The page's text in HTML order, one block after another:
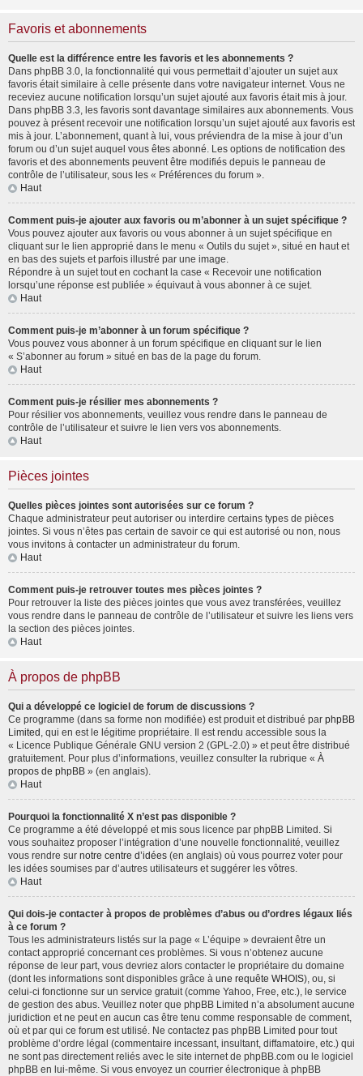
Favoris et abonnements
Quelle est la différence entre les favoris et les abonnements ?
Dans phpBB 3.0, la fonctionnalité qui vous permettait d’ajouter un sujet aux
favoris était similaire à celle présente dans votre navigateur internet. Vous ne
receviez aucune notification lorsqu’un sujet ajouté aux favoris était mis à jour.
Dans phpBB 3.3, les favoris sont davantage similaires aux abonnements. Vous
pouvez à présent recevoir une notification lorsqu’un sujet ajouté aux favoris est
mis à jour. L’abonnement, quant à lui, vous préviendra de la mise à jour d’un
forum ou d’un sujet auquel vous êtes abonné. Les options de notification des
favoris et des abonnements peuvent être modifiés depuis le panneau de
contrôle de l’utilisateur, sous les « Préférences du forum ».
Haut
Comment puis-je ajouter aux favoris ou m’abonner à un sujet spécifique ?
Vous pouvez ajouter aux favoris ou vous abonner à un sujet spécifique en
cliquant sur le lien approprié dans le menu « Outils du sujet », situé en haut et
en bas des sujets et parfois illustré par une image.
Répondre à un sujet tout en cochant la case « Recevoir une notification
lorsqu’une réponse est publiée » équivaut à vous abonner à ce sujet.
Haut
Comment puis-je m’abonner à un forum spécifique ?
Vous pouvez vous abonner à un forum spécifique en cliquant sur le lien
« S’abonner au forum » situé en bas de la page du forum.
Haut
Comment puis-je résilier mes abonnements ?
Pour résilier vos abonnements, veuillez vous rendre dans le panneau de
contrôle de l’utilisateur et suivre le lien vers vos abonnements.
Haut
Pièces jointes
Quelles pièces jointes sont autorisées sur ce forum ?
Chaque administrateur peut autoriser ou interdire certains types de pièces
jointes. Si vous n’êtes pas certain de savoir ce qui est autorisé ou non, nous
vous invitons à contacter un administrateur du forum.
Haut
Comment puis-je retrouver toutes mes pièces jointes ?
Pour retrouver la liste des pièces jointes que vous avez transférées, veuillez
vous rendre dans le panneau de contrôle de l’utilisateur et suivre les liens vers
la section des pièces jointes.
Haut
À propos de phpBB
Qui a développé ce logiciel de forum de discussions ?
Ce programme (dans sa forme non modifiée) est produit et distribué par phpBB
Limited , qui en est le légitime propriétaire. Il est rendu accessible sous la
« Licence Publique Générale GNU version 2 (GPL-2.0) » et peut être distribué
gratuitement. Pour plus d’informations, veuillez consulter la rubrique « À
propos de phpBB » (en anglais).
Haut
Pourquoi la fonctionnalité X n’est pas disponible ?
Ce programme a été développé et mis sous licence par phpBB Limited. Si
vous souhaitez proposer l’intégration d’une nouvelle fonctionnalité, veuillez
vous rendre sur notre centre d’idées (en anglais) où vous pourrez voter pour
les idées soumises par d’autres utilisateurs et suggérer les vôtres.
Haut
Qui dois-je contacter à propos de problèmes d’abus ou d’ordres légaux liés
à ce forum ?
Tous les administrateurs listés sur la page « L’équipe » devraient être un
contact approprié concernant ces problèmes. Si vous n’obtenez aucune
réponse de leur part, vous devriez alors contacter le propriétaire du domaine
(dont les informations sont disponibles grâce à une requête WHOIS), ou, si
celui-ci fonctionne sur un service gratuit (comme Yahoo, Free, etc.), le service
de gestion des abus. Veuillez noter que phpBB Limited n’a absolument aucune
juridiction et ne peut en aucun cas être tenu comme responsable de comment,
où et par qui ce forum est utilisé. Ne contactez pas phpBB Limited pour tout
problème d’ordre légal (commentaire incessant, insultant, diffamatoire, etc.) qui
ne sont pas directement reliés avec le site internet de phpBB.com ou le logiciel
phpBB en lui-même. Si vous envoyez un courrier électronique à phpBB